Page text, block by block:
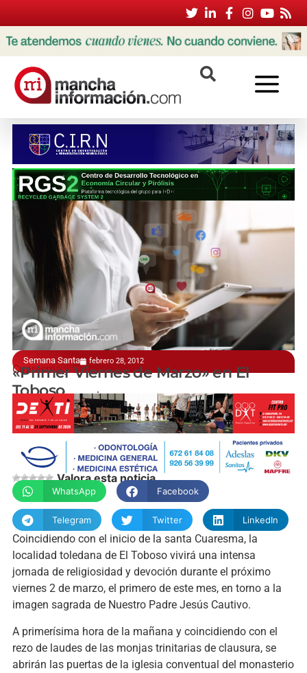
Semana Santa febrero 28, 2012
Cuaresma y Semana Santa
«Primer Viernes de Marzo» en El
Toboso
manchainformacion.com
Valora esta noticia
WhatsApp Facebook
Telegram Twitter LinkedIn
Coincidiendo con el inicio de la santa Cuaresma, la
localidad toledana de El Toboso vivirá una intensa
jornada de religiosidad y devoción durante el próximo
viernes 2 de marzo, el primero de este mes, en torno a la
imagen sagrada de Nuestro Padre Jesús Cautivo.
A primerísima hora de la mañana y coincidiendo con el
rezo de laudes de las monjas trinitarias de clausura, se
abrirán las puertas de la iglesia conventual del monasterio